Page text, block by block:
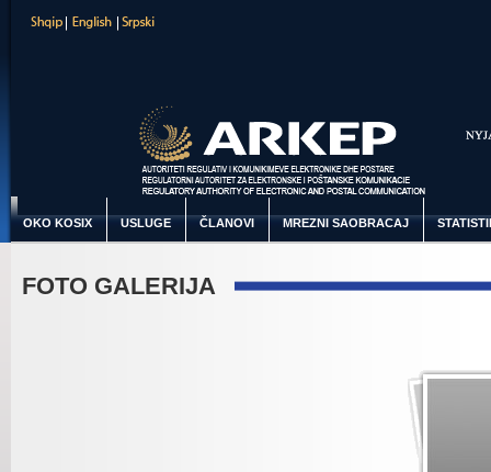
OKO KOSIX USLUGE ČLANOVI MREZNI SAOBRACAJ
FOTO GALERIJA